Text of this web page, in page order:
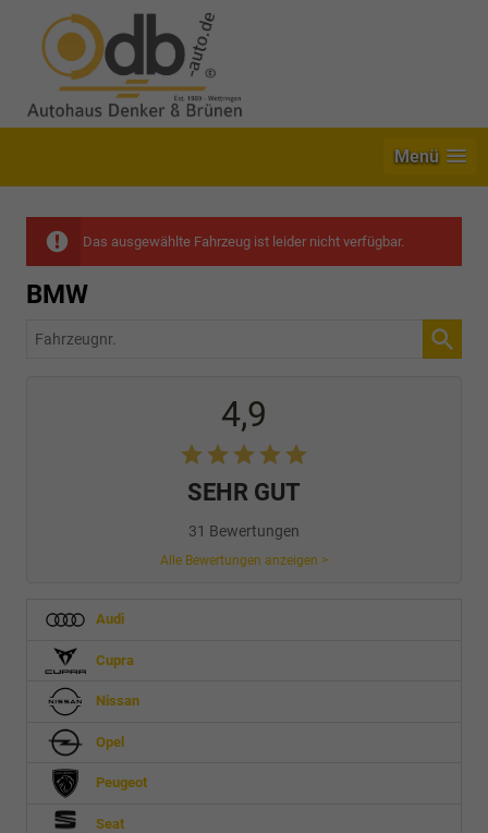
Menü
Das ausgewählte Fahrzeug ist leider nicht verfügbar.
BMW
Fahrzeugnr.
4,9
SEHR GUT
31 Bewertungen
Alle Bewertungen anzeigen >
Audi
Cupra
Nissan
Opel
Peugeot
Seat